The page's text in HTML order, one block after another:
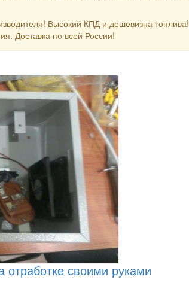
Высокий КПД и дешевизна топлива!
Доставка по всей России!
своими руками